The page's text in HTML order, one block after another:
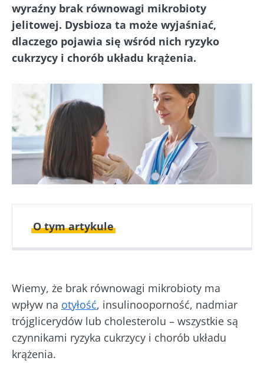
wyraźny brak równowagi mikrobioty
jelitowej. Dysbioza ta może wyjaśniać,
dlaczego pojawia się wśród nich ryzyko
cukrzycy i chorób układu krążenia.
O tym artykule
Wiemy, że brak równowagi mikrobioty ma
wpływ na otyłość, insulinooporność, nadmiar
trójglicerydów lub cholesterolu – wszystkie są
czynnikami ryzyka cukrzycy i chorób układu
krążenia.